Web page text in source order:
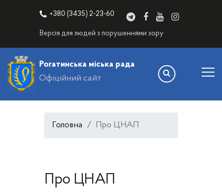
+380 (3435) 2-23-60
Версія для людей з порушеннями зору
Рогатинська міська рада
Офіційний сайт
Головна Про ЦНАП
Про ЦНАП